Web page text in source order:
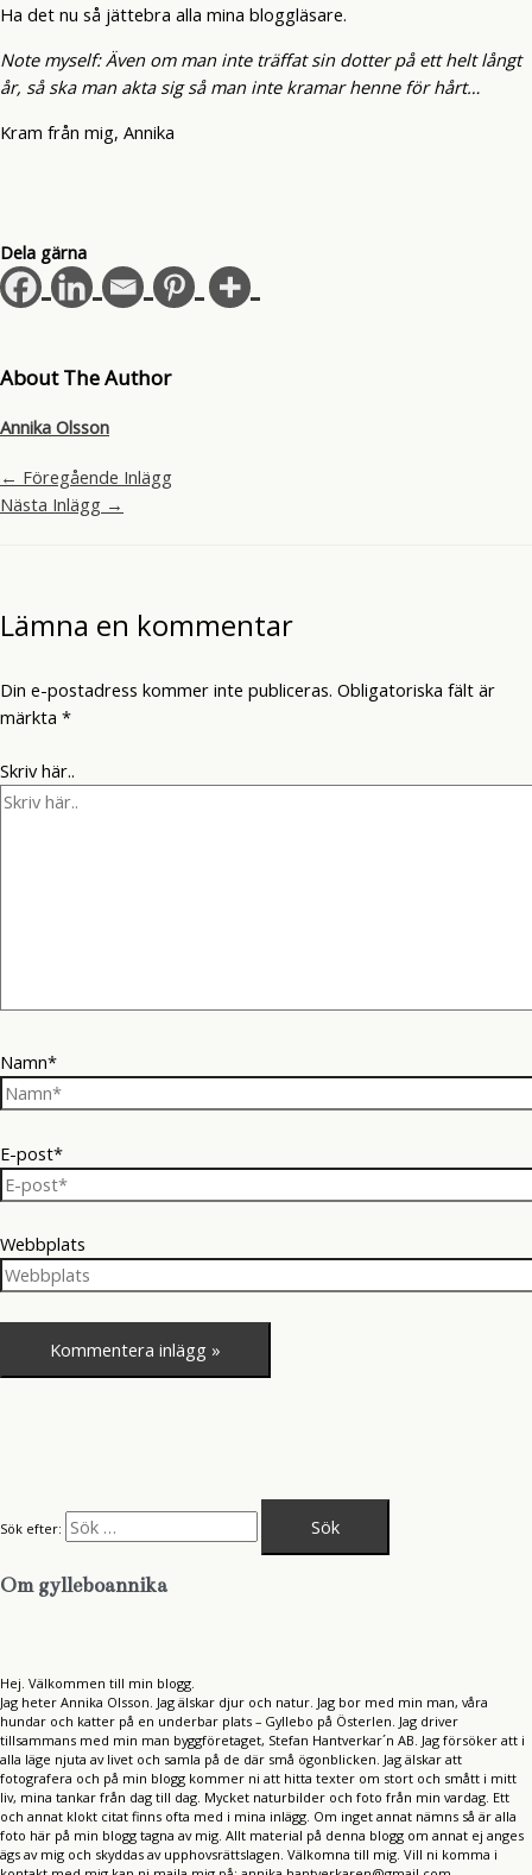
Ha det nu så jättebra alla mina bloggläsare.
Note myself: Även om man inte träffat sin dotter på ett helt långt
år, så ska man akta sig så man inte kramar henne för hårt…
Kram från mig, Annika
Dela gärna
About The Author
Annika Olsson
← Föregående Inlägg
Nästa Inlägg →
Lämna en kommentar
Din e-postadress kommer inte publiceras. Obligatoriska fält är
märkta *
Skriv här..
Namn*
E-post*
Webbplats
Sök efter:
Om gylleboannika
Hej. Välkommen till min blogg.
Jag heter Annika Olsson. Jag älskar djur och natur. Jag bor med min man, våra
hundar och katter på en underbar plats – Gyllebo på Österlen. Jag driver
tillsammans med min man byggföretaget, Stefan Hantverkar´n AB. Jag försöker att i
alla läge njuta av livet och samla på de där små ögonblicken. Jag älskar att
fotografera och på min blogg kommer ni att hitta texter om stort och smått i mitt
liv, mina tankar från dag till dag. Mycket naturbilder och foto från min vardag. Ett
och annat klokt citat finns ofta med i mina inlägg. Om inget annat nämns så är alla
foto här på min blogg tagna av mig. Allt material på denna blogg om annat ej anges
ägs av mig och skyddas av upphovsrättslagen. Välkomna till mig. Vill ni komma i